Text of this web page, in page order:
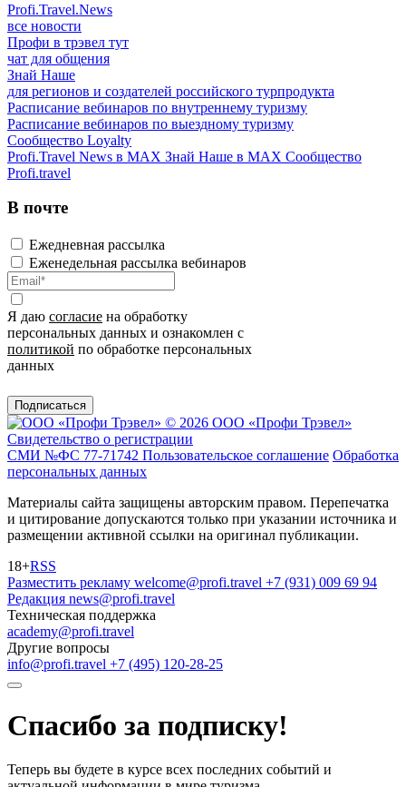
Profi.Travel.News
все новости
Профи в трэвел тут
чат для общения
Знай Наше
для регионов и создателей российского турпродукта
Расписание вебинаров по внутреннему туризму
Расписание вебинаров по выездному туризму
Сообщество Loyalty
Profi.Travel News в MAX Знай Наше в MAX Сообщество
Profi.travel
В почте
Ежедневная рассылка
Еженедельная рассылка вебинаров
Я даю согласие на обработку
персональных данных и ознакомлен с
политикой по обработке персональных
данных
Подписаться
© 2026 ООО «Профи Трэвeл»
Свидетельство о регистрации
СМИ №ФС 77-71742 Пользовательское соглашение Обработка
персональных данных
Материалы сайта защищены авторским правом. Перепечатка
и цитирование допускаются только при указании источника и
размещении активной ссылки на оригинал публикации.
18+RSS
Разместить рекламу welcome@profi.travel +7 (931) 009 69 94
Редакция news@profi.travel
Техническая поддержка
academy@profi.travel
Другие вопросы
info@profi.travel +7 (495) 120-28-25
Спасибо за подписку!
Теперь вы будете в курсе всех последних событий и